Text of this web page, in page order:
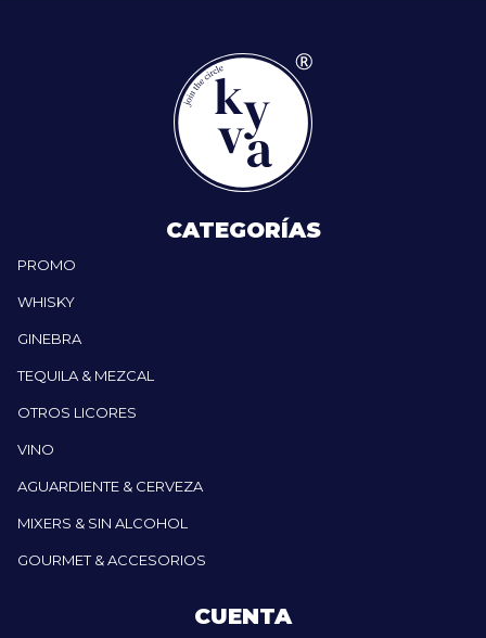
CATEGORÍAS
PROMO
WHISKY
GINEBRA
TEQUILA & MEZCAL
OTROS LICORES
VINO
AGUARDIENTE & CERVEZA
MIXERS & SIN ALCOHOL
GOURMET & ACCESORIOS
CUENTA